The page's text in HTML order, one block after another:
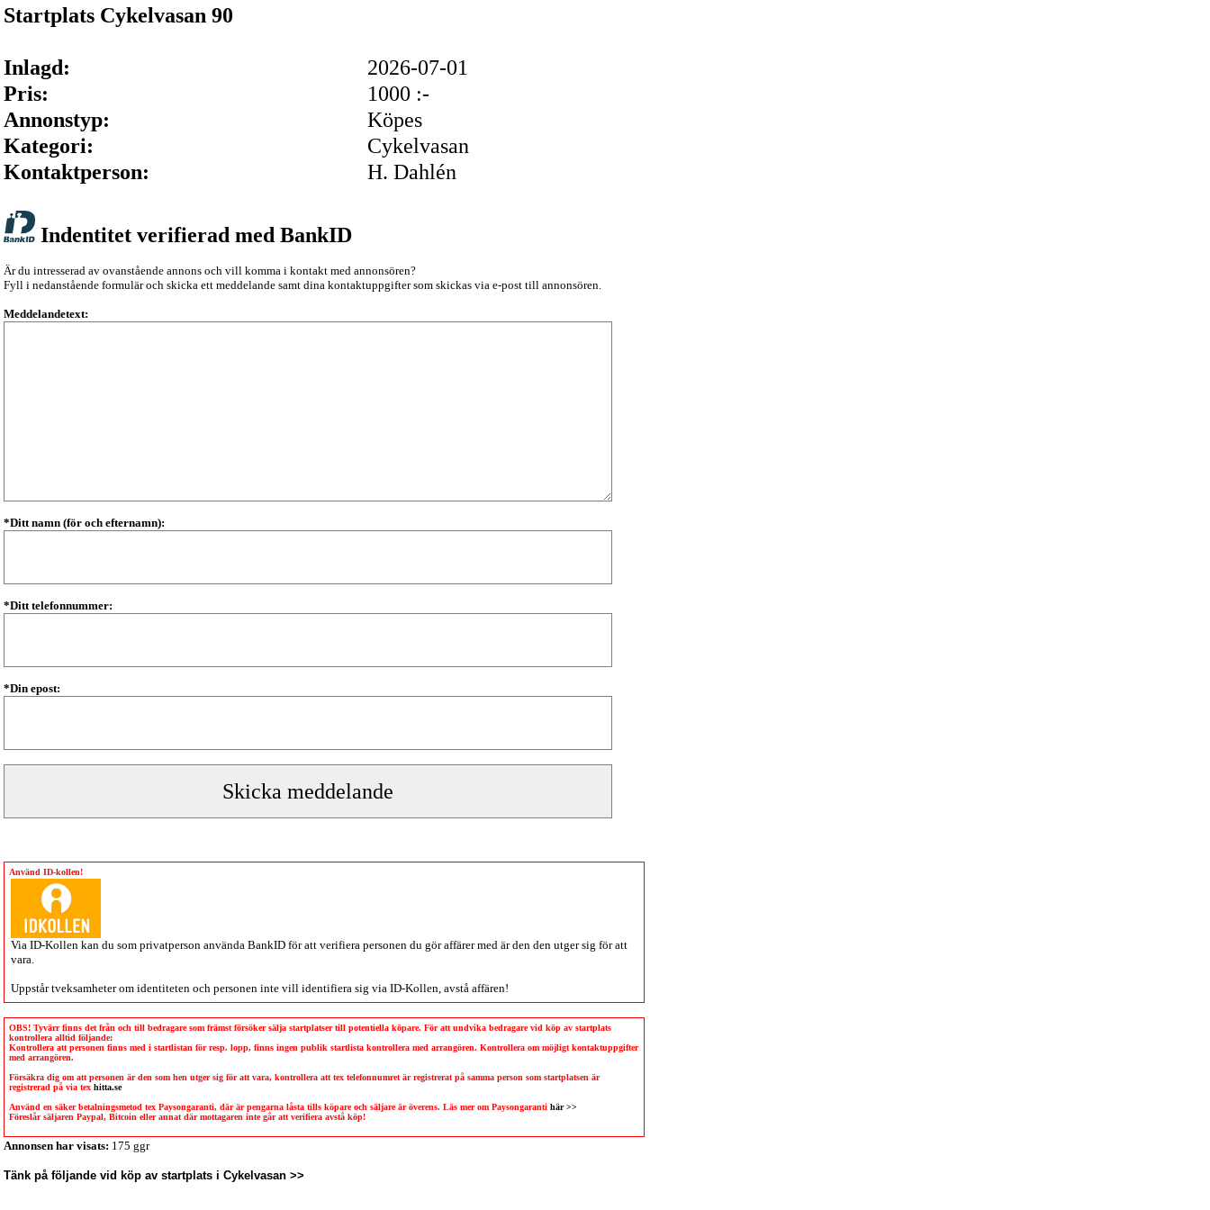
Startplats Cykelvasan 90
Inlagd:
2026-07-01
Pris:
1000 :-
Annonstyp:
Köpes
Kategori:
Cykelvasan
Kontaktperson:
H. Dahlén
Indentitet verifierad med BankID
Är du intresserad av ovanstående annons och vill komma i kontakt med annonsören?
Fyll i nedanstående formulär och skicka ett meddelande samt dina kontaktuppgifter som skickas via e-post till annonsören.
Meddelandetext:
*Ditt namn (för och efternamn):
*Ditt telefonnummer:
*Din epost:
Använd ID-kollen!
Via ID-Kollen kan du som privatperson använda BankID för att verifiera personen du gör affärer med är den den utger sig för att
vara.
Uppstår tveksamheter om identiteten och personen inte vill identifiera sig via ID-Kollen , avstå affären!
OBS! Tyvärr finns det från och till bedragare som främst försöker sälja startplatser till potentiella köpare. För att undvika bedragare vid köp av startplats
kontrollera alltid följande:
Kontrollera att personen finns med i startlistan för resp. lopp, finns ingen publik startlista kontrollera med arrangören. Kontrollera om möjligt kontaktuppgifter
med arrangören.
Försäkra dig om att personen är den som hen utger sig för att vara, kontrollera att tex telefonnumret är registrerat på samma person som startplatsen är
registrerad på via tex hitta.se
Använd en säker betalningsmetod tex Paysongaranti, där är pengarna låsta tills köpare och säljare är överens. Läs mer om Paysongaranti här >>
Föreslår säljaren Paypal, Bitcoin eller annat där mottagaren inte går att verifiera avstå köp!
Annonsen har visats: 175 ggr
Tänk på följande vid köp av startplats i Cykelvasan >>